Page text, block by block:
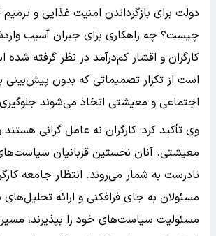
دولت برای بازگرداندن امنیت غذایی و
چیست؟ چه راهکاری برای جبران آسیب
کارگران و اقشار کم‌درآمد در نظر گرفته شده
است از تکرار تصمیماتی که بدون پیش‌بینی
اجتماعی و معیشتی اتخاذ می‌شوند
وی تأکید کرد: کارگران نه عامل گرانی
معیشتی. آنان نخستین قربانیان
نادرست به شمار می‌روند. انتظار جامعه
مسئولان به جای فرافکنی و ارائه
مسئولیت سیاست‌های خود را بپذیرند،